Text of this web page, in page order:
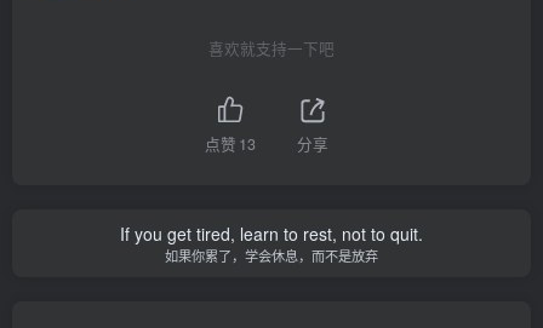
喜欢就支持一下吧
点赞 13 分享
If you get tired, learn to rest, not to quit.
如果你累了，学会休息，而不是放弃